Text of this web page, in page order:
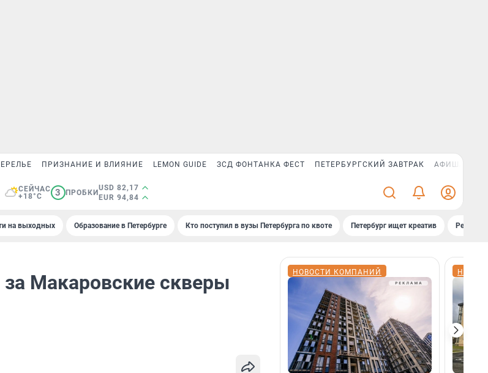
ПРИЗНАНИЕ И ВЛИЯНИЕ LEMON GUIDE ЗСД ФОНТАНКА ФЕСТ ПЕТЕРБУРГСКИЙ ЗАВТРАК АФИША PLUS
СЕЙЧАС
+18°C
3 ПРОБКИ
USD 82,17
EUR 94,84
на выходных Образование в Петербурге Кто поступил в вузы Петербурга по квоте Петербург ищет креатив
Макаровские скверы
НОВОСТИ КОМПАНИЙ